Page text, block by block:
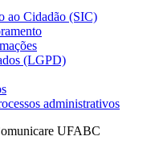
ao Cidadão (SIC)
(LGPD)
administrativos
UFABC